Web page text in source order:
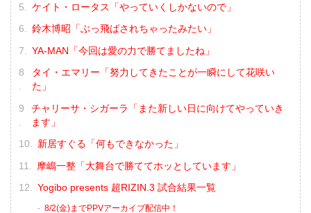
ケイト・ロータス「やっていくしかないので」
鈴木博昭「ぶっ飛ばされちゃったみたい」
YA-MAN「今回は愛の力で勝てましたね」
タイ・エマリー「努力してきたことが一瞬にして花咲い
た」
チャリーサ・シガーラ「また新しい日に向けてやっていき
ます」
新居すぐる「何もできなかった」
摩嶋一整「大舞台で勝ててホッとしています」
Yogibo presents 超RIZIN.3 試合結果一覧
8/2(金)までPPVアーカイブ配信中！